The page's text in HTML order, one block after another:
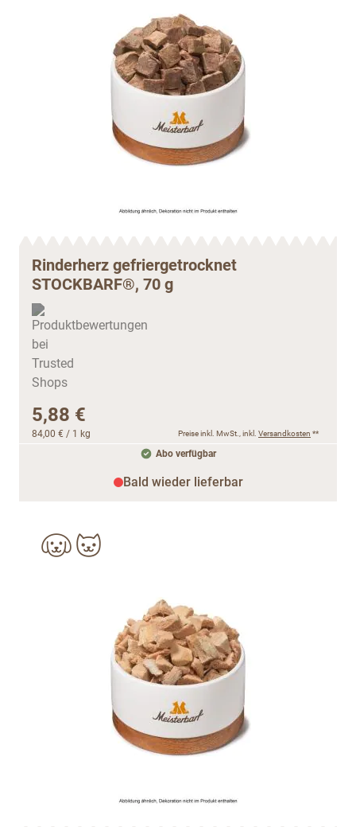
Rinderherz gefriergetrocknet
STOCKBARF®, 70 g
5,88 €
84,00 € / 1 kg Preise inkl. MwSt., inkl. Versandkosten **
Abo verfügbar
Bald wieder lieferbar